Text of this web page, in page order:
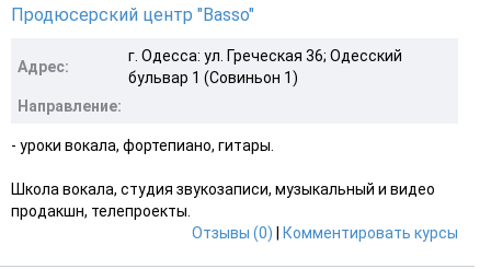
Продюсерский центр "Basso"
Адрес:
г. Одесса: ул. Греческая 36; Одесский
бульвар 1 (Совиньон 1)
Направление:
- уроки вокала, фортепиано, гитары.
Школа вокала, студия звукозаписи, музыкальный и видео
продакшн, телепроекты.
Отзывы (0)
Комментировать курсы